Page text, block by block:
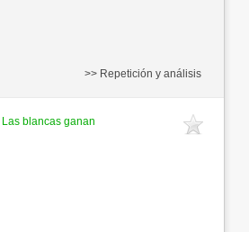
>> Repetición y análisis
Las blancas ganan